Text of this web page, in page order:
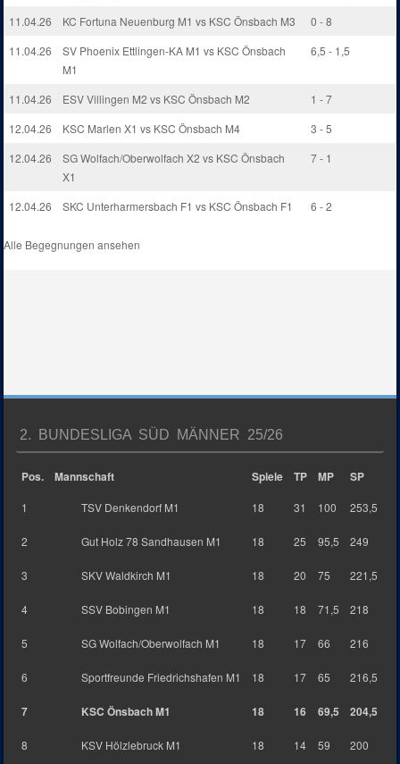
11.04.26 KC Fortuna Neuenburg M1 vs KSC Önsbach M3
0 - 8
11.04.26
SV Phoenix Ettlingen-KA M1 vs KSC Önsbach
M1
6,5 - 1,5
11.04.26 ESV Villingen M2 vs KSC Önsbach M2
1 - 7
12.04.26
KSC Marlen X1 vs KSC Önsbach M4
3 - 5
12.04.26
SG Wolfach/Oberwolfach X2 vs KSC Önsbach
X1
7 - 1
12.04.26 SKC Unterharmersbach F1 vs KSC Önsbach F1 6 - 2
Alle Begegnungen ansehen
2. BUNDESLIGA SÜD MÄNNER 25/26
Pos. Mannschaft Spiele TP MP SP
1 TSV Denkendorf M1 18 31 100 253,5
2 Gut Holz 78 Sandhausen M1 18 25 95,5 249
3 SKV Waldkirch M1 18 20 75 221,5
4 SSV Bobingen M1 18 18 71,5 218
5 SG Wolfach/Oberwolfach M1 18 17 66 216
6 Sportfreunde Friedrichshafen M1 18 17 65 216,5
7 KSC Önsbach M1 18 16 69,5 204,5
8 KSV Hölzlebruck M1 18 14 59 200